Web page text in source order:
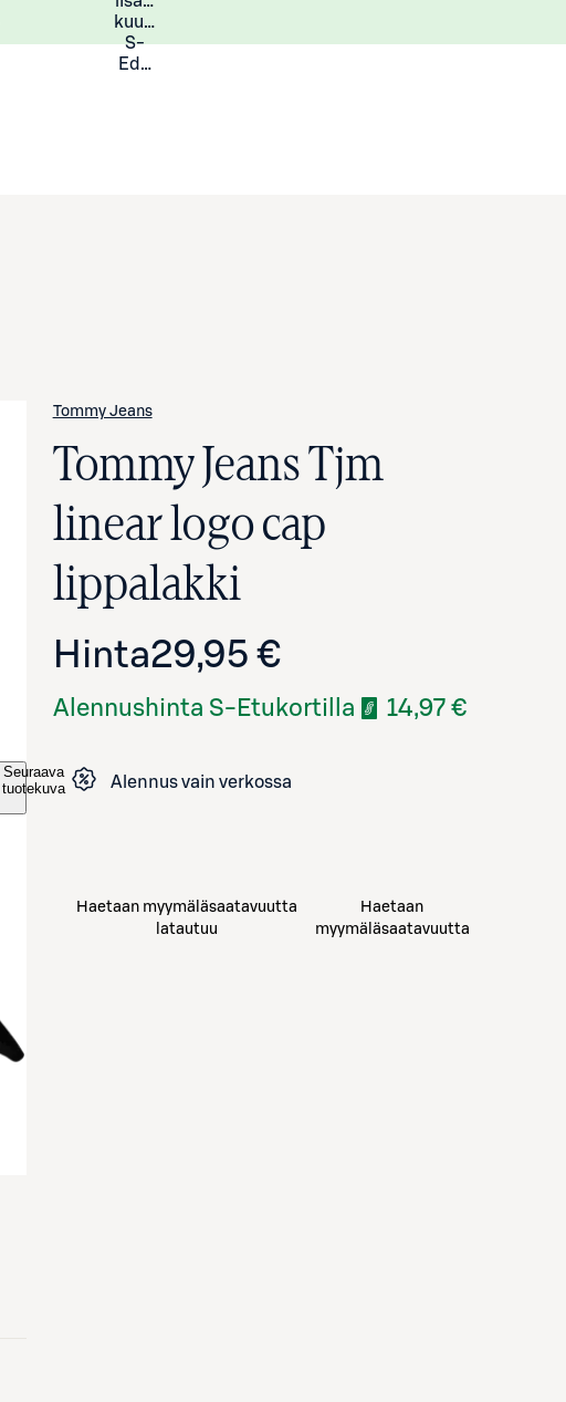
kuukauden
S-
Eduista
Seuraava
tuotekuva
Tommy Jeans
Tommy Jeans Tjm
linear logo cap
lippalakki
Hinta29,95 €
Alennushinta S-Etukortilla 14,97 €
Alennus vain verkossa
Haetaan myymäläsaatavuutta
latautuu
Haetaan
myymäläsaatavuutta